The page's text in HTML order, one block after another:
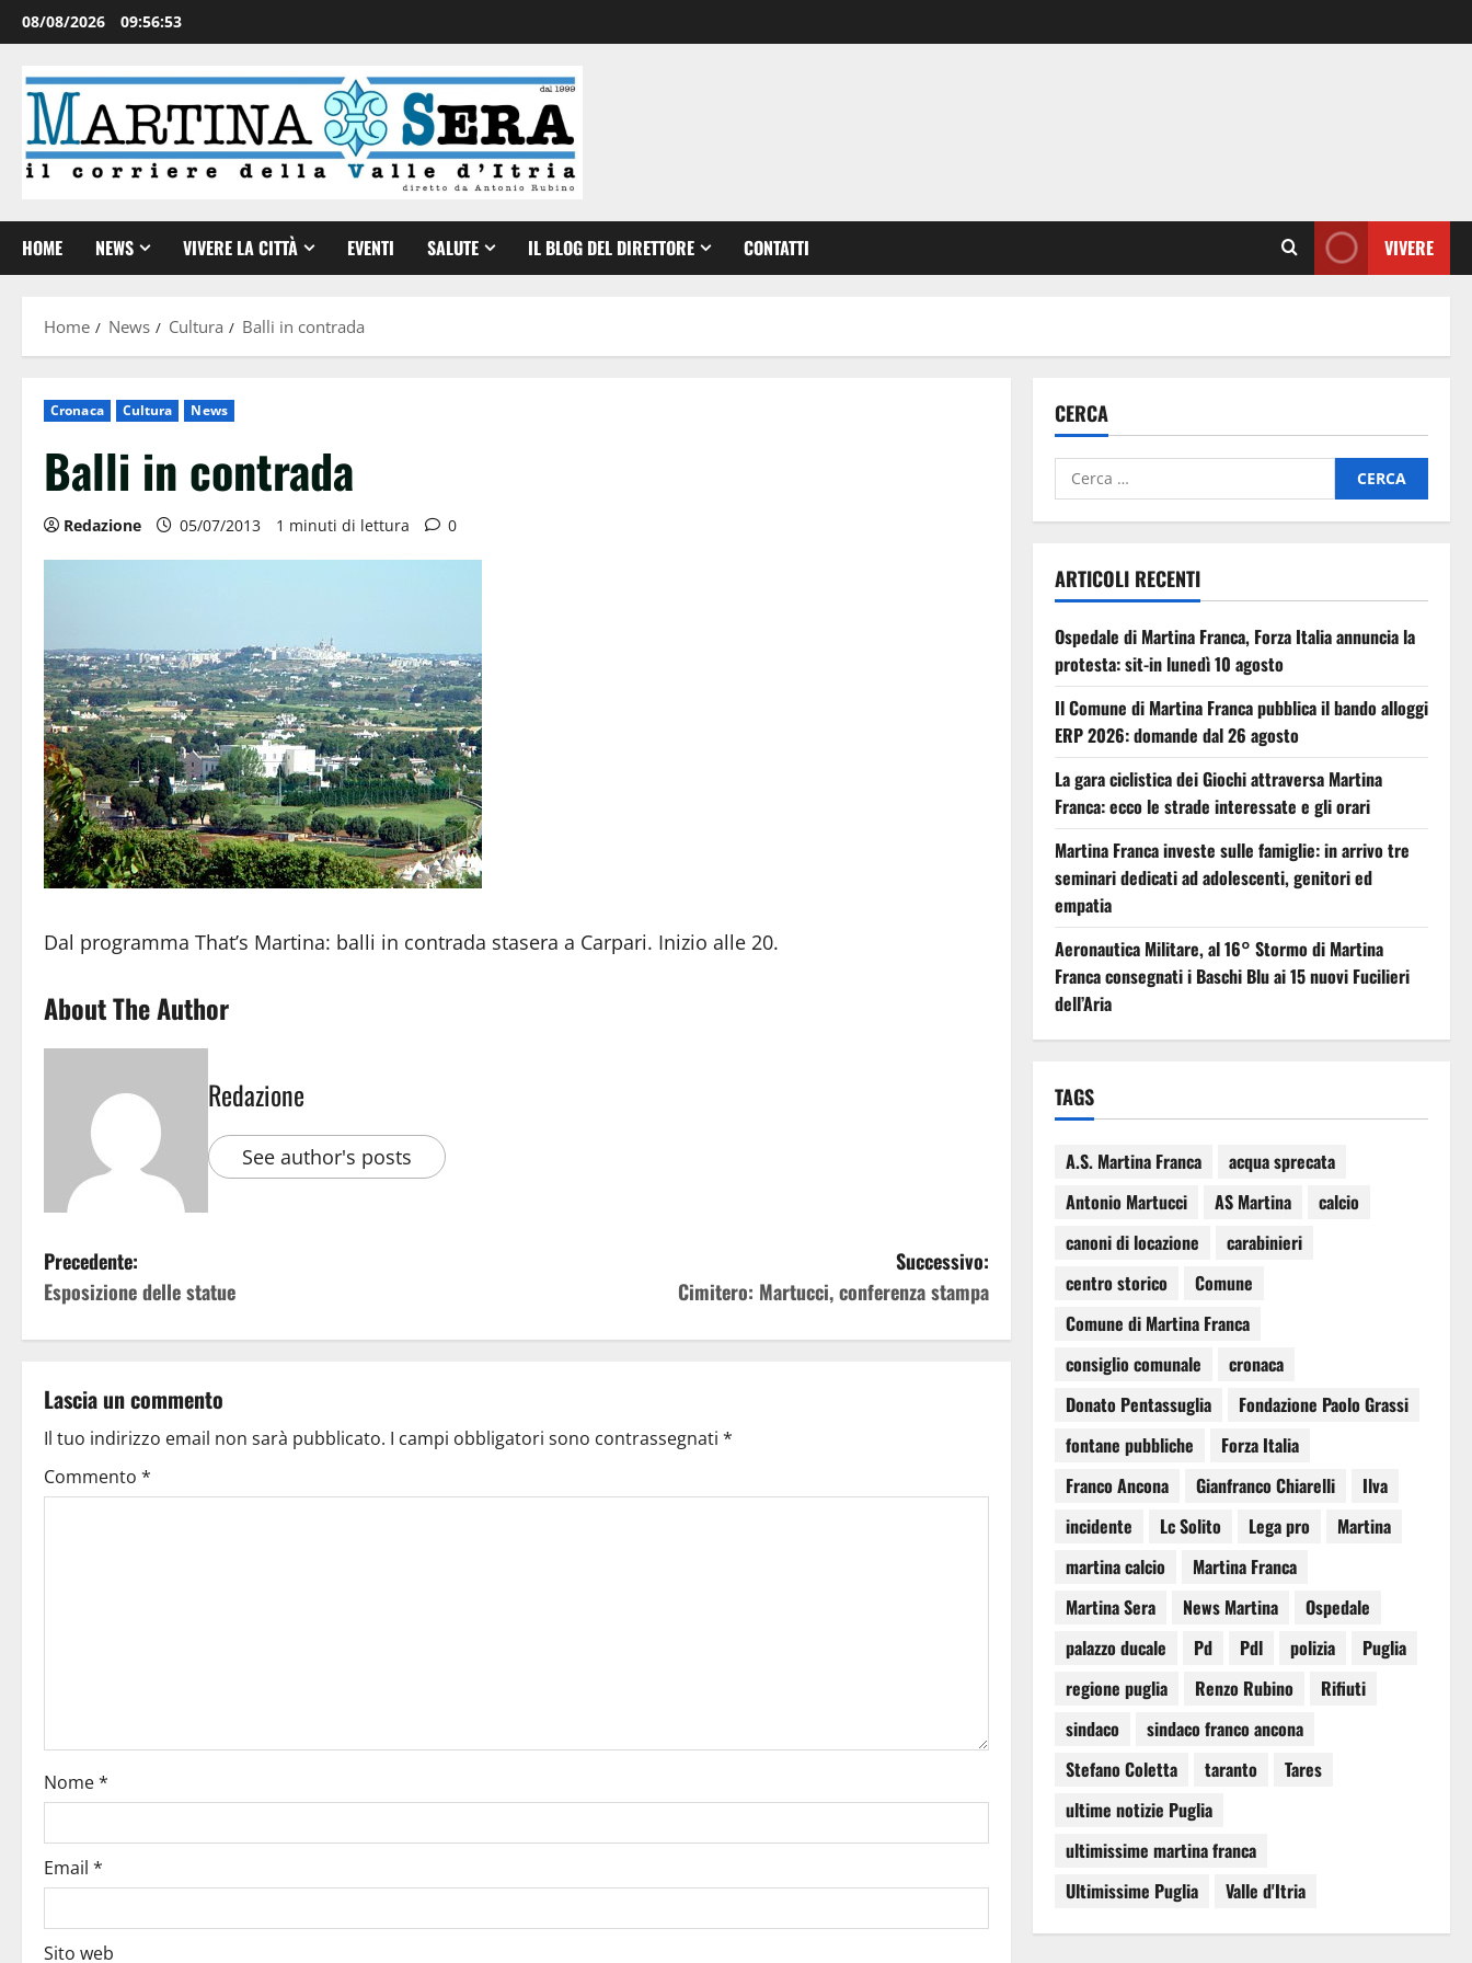
08/08/2026 09:56:54
HOME NEWS VIVERE LA CITTÀ EVENTI SALUTE IL BLOG DEL DIRETTORE CONTATTI VIVERE
Home News Cultura Balli in contrada
Cronaca Cultura News
Balli in contrada
Redazione 05/07/2013 1 minuti di lettura 0
Dal programma That’s Martina: balli in contrada stasera a Carpari. Inizio alle 20.
About The Author
Redazione
See author's posts
Precedente:
Esposizione delle statue
Successivo:
Cimitero: Martucci, conferenza stampa
Lascia un commento
Il tuo indirizzo email non sarà pubblicato. I campi obbligatori sono contrassegnati *
Commento *
Nome*
Email *
Sito web
CERCA
ARTICOLI RECENTI
Ospedale di Martina Franca, Forza Italia annuncia la
protesta: sit-in lunedì 10 agosto
Il Comune di Martina Franca pubblica il bando alloggi
ERP 2026: domande dal 26 agosto
La gara ciclistica dei Giochi attraversa Martina
Franca: ecco le strade interessate e gli orari
Martina Franca investe sulle famiglie: in arrivo tre
seminari dedicati ad adolescenti, genitori ed
empatia
Aeronautica Militare, al 16° Stormo di Martina
Franca consegnati i Baschi Blu ai 15 nuovi Fucilieri
dell’Aria
TAGS
A.S. Martina Franca
acqua sprecata
Antonio Martucci
AS Martina
calcio
canoni di locazione
carabinieri
centro storico
Comune
Comune di Martina Franca
consiglio comunale
cronaca
Donato Pentassuglia
Fondazione Paolo Grassi
fontane pubbliche
Forza Italia
Franco Ancona
Gianfranco Chiarelli
Ilva
incidente
Lc Solito Lega pro
Martina
martina calcio
Martina Franca
Martina Sera
News Martina
Ospedale
palazzo ducale
Pd Pdl polizia
Puglia
regione puglia
Renzo Rubino
Rifiuti
sindaco
sindaco franco ancona
Stefano Coletta
taranto
Tares
ultime notizie Puglia
ultimissime martina franca
Ultimissime Puglia
Valle d'Itria